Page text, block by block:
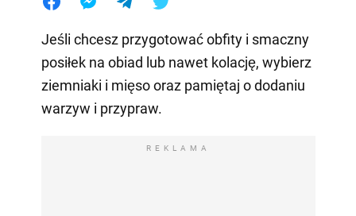
Jeśli chcesz przygotować obfity i smaczny
posiłek na obiad lub nawet kolację, wybierz
ziemniaki i mięso oraz pamiętaj o dodaniu
warzyw i przypraw.
REKLAMA